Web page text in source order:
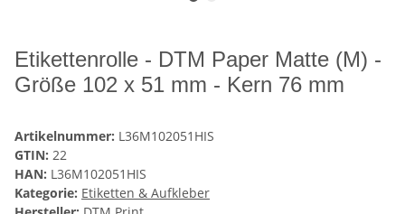
Etikettenrolle - DTM Paper Matte (M) -
Größe 102 x 51 mm - Kern 76 mm
Artikelnummer: L36M102051HIS
GTIN: 22
HAN: L36M102051HIS
Kategorie: Etiketten & Aufkleber